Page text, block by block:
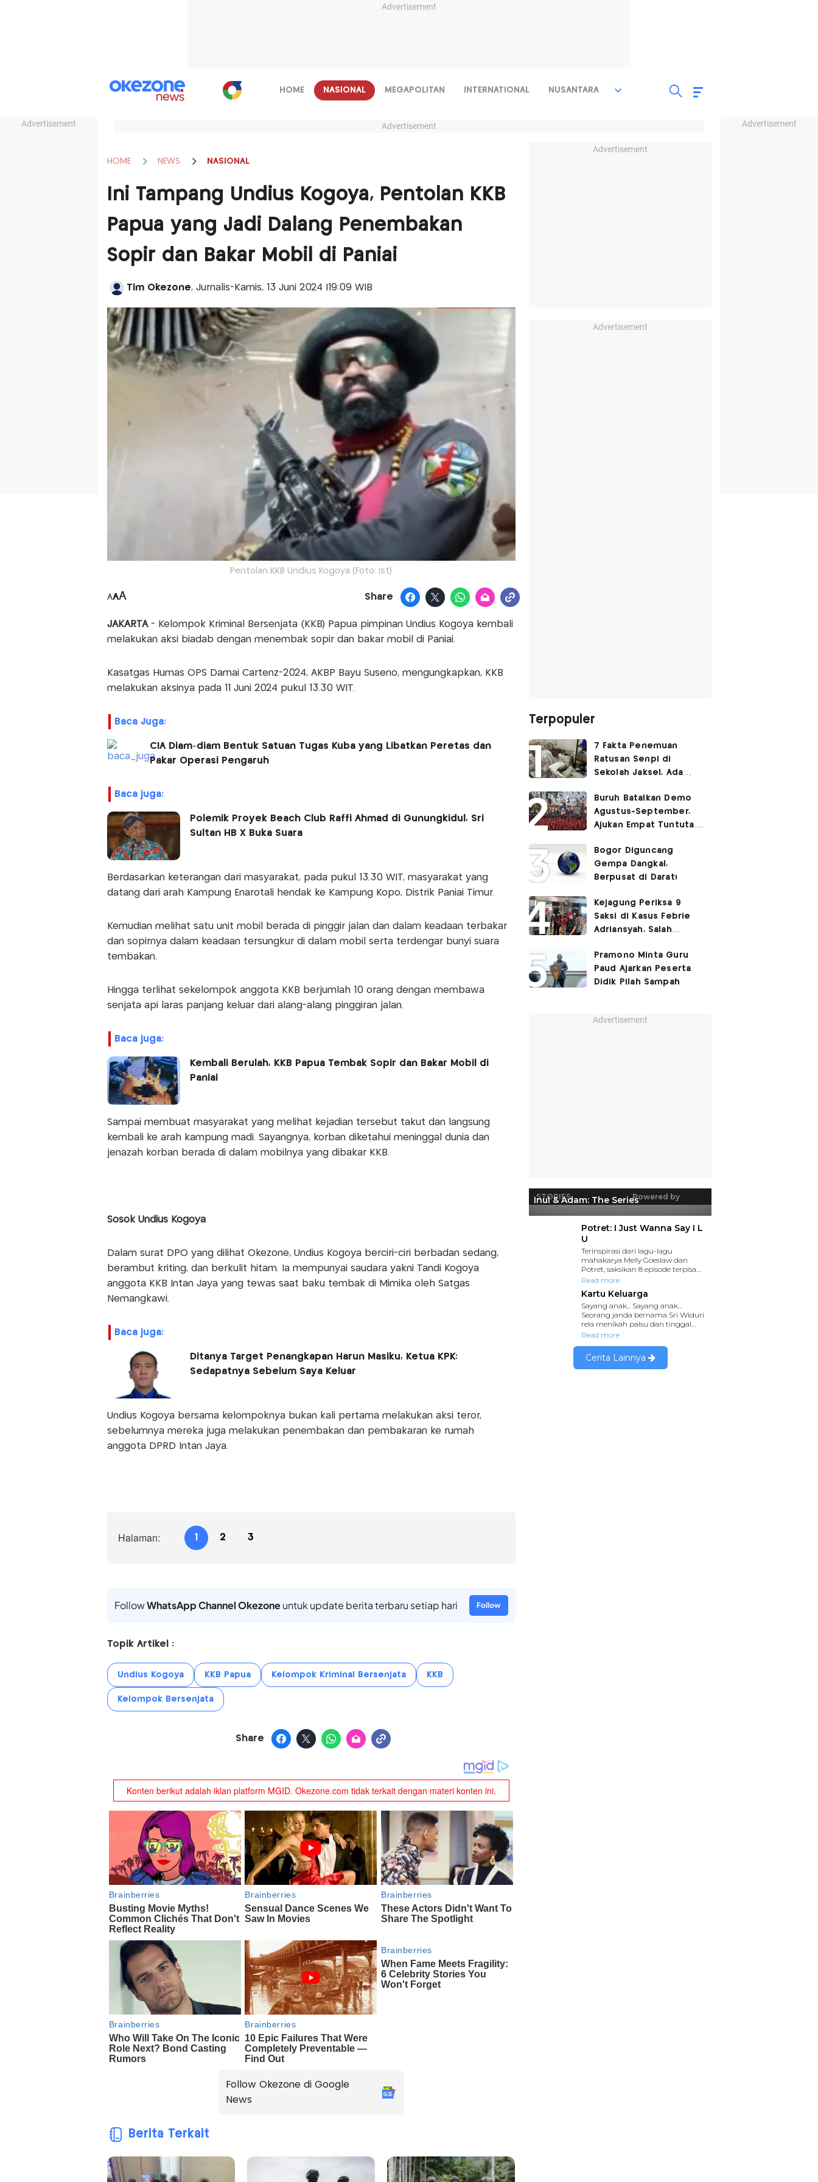
Advertisement
Advertisement Advertisement
HOME NASIONAL MEGAPOLITAN INTERNATIONAL NUSANTARA
Advertisement
HOME NEWS NASIONAL
Ini Tampang Undius Kogoya, Pentolan KKB
Papua yang Jadi Dalang Penembakan
Sopir dan Bakar Mobil di Paniai
Tim Okezone, Jurnalis-Kamis, 13 Juni 2024 |19:09 WIB
Pentolan KKB Undius Kogoya (Foto: Ist)
AAA Share
JAKARTA - Kelompok Kriminal Bersenjata (KKB) Papua pimpinan Undius Kogoya kembali
melakukan aksi biadab dengan menembak sopir dan bakar mobil di Paniai.
Kasatgas Humas OPS Damai Cartenz-2024, AKBP Bayu Suseno, mengungkapkan, KKB
melakukan aksinya pada 11 Juni 2024 pukul 13.30 WIT.
Baca Juga:
CIA Diam-diam Bentuk Satuan Tugas Kuba yang Libatkan Peretas dan
Pakar Operasi Pengaruh
baca juga:
Polemik Proyek Beach Club Raffi Ahmad di Gunungkidul, Sri
Sultan HB X Buka Suara
Berdasarkan keterangan dari masyarakat, pada pukul 13.30 WIT, masyarakat yang
datang dari arah Kampung Enarotali hendak ke Kampung Kopo, Distrik Paniai Timur.
Kemudian melihat satu unit mobil berada di pinggir jalan dan dalam keadaan terbakar
dan sopirnya dalam keadaan tersungkur di dalam mobil serta terdengar bunyi suara
tembakan.
Hingga terlihat sekelompok anggota KKB berjumlah 10 orang dengan membawa
senjata api laras panjang keluar dari alang-alang pinggiran jalan.
baca juga:
Kembali Berulah, KKB Papua Tembak Sopir dan Bakar Mobil di
Paniai
Sampai membuat masyarakat yang melihat kejadian tersebut takut dan langsung
kembali ke arah kampung madi. Sayangnya, korban diketahui meninggal dunia dan
jenazah korban berada di dalam mobilnya yang dibakar KKB.
Sosok Undius Kogoya
Dalam surat DPO yang dilihat Okezone, Undius Kogoya berciri-ciri berbadan sedang,
berambut kriting, dan berkulit hitam. Ia mempunyai saudara yakni Tandi Kogoya
anggota KKB Intan Jaya yang tewas saat baku tembak di Mimika oleh Satgas
Nemangkawi.
baca juga:
Ditanya Target Penangkapan Harun Masiku, Ketua KPK:
Sedapatnya Sebelum Saya Keluar
Undius Kogoya bersama kelompoknya bukan kali pertama melakukan aksi teror,
sebelumnya mereka juga melakukan penembakan dan pembakaran ke rumah
anggota DPRD Intan Jaya.
Halaman: 1 2 3
FollowWhatsApp Channel Okezoneuntuk update berita terbaru setiap hari Follow
Topik Artikel :
Undius Kogoya KKB Papua Kelompok Kriminal Bersenjata KKB
Kelompok Bersenjata
Share
Follow Okezone di Google
News
Berita Terkait
Advertisement
Advertisement
Terpopuler
7 Fakta Penemuan
Ratusan Senpi di
Sekolah Jaksel, Ada
Ruang Bunker
Buruh Batalkan Demo
Agustus-September,
Ajukan Empat Tuntutan
Bogor Diguncang
Gempa Dangkal,
Berpusat di Darat!
Kejagung Periksa 9
Saksi di Kasus Febrie
Adriansyah, Salah
Pramono Minta Guru
Paud Ajarkan Peserta
Didik Pilah Sampah
Advertisement